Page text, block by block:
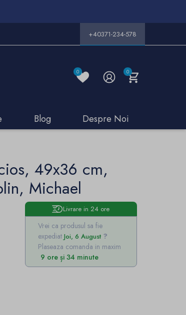
+40371-234-578
0 0
Blog Despre Noi
49x36 cm,
Michael
Livrare in 24 ore
Vrei ca produsul sa fie
expediat Joi, 6 August
Plaseaza comanda in maxim
9 ore și 34 minute